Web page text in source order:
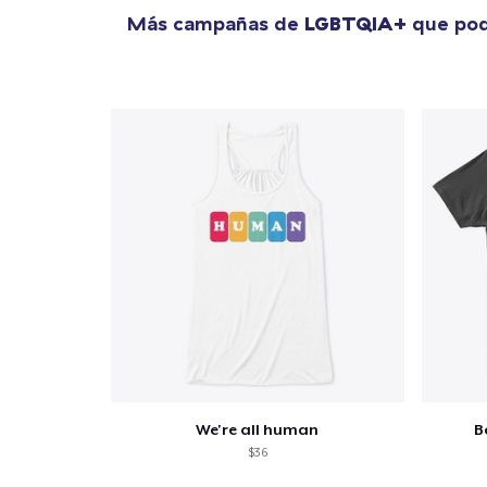
Más campañas de LGBTQIA+ que
We're all human
$36